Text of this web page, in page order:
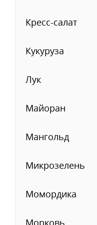
Кресс-салат
Кукуруза
Лук
Майоран
Мангольд
Микрозелень
Момордика
Морковь